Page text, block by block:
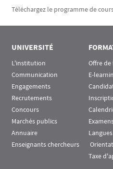
Téléchargez le programme de
UNIVERSITÉ
L'institution
Communication
Engagements
Recrutements
Concours
Marchés publics
Annuaire
Enseignants chercheurs
Offre
E-
Taxe